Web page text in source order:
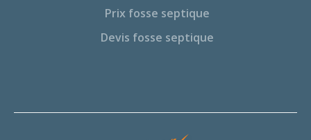
Prix fosse septique
Devis fosse septique